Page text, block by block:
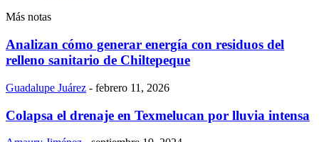
Más notas
Analizan cómo generar energía con residuos del
relleno sanitario de Chiltepeque
Guadalupe Juárez - febrero 11, 2026
Colapsa el drenaje en Texmelucan por lluvia intensa